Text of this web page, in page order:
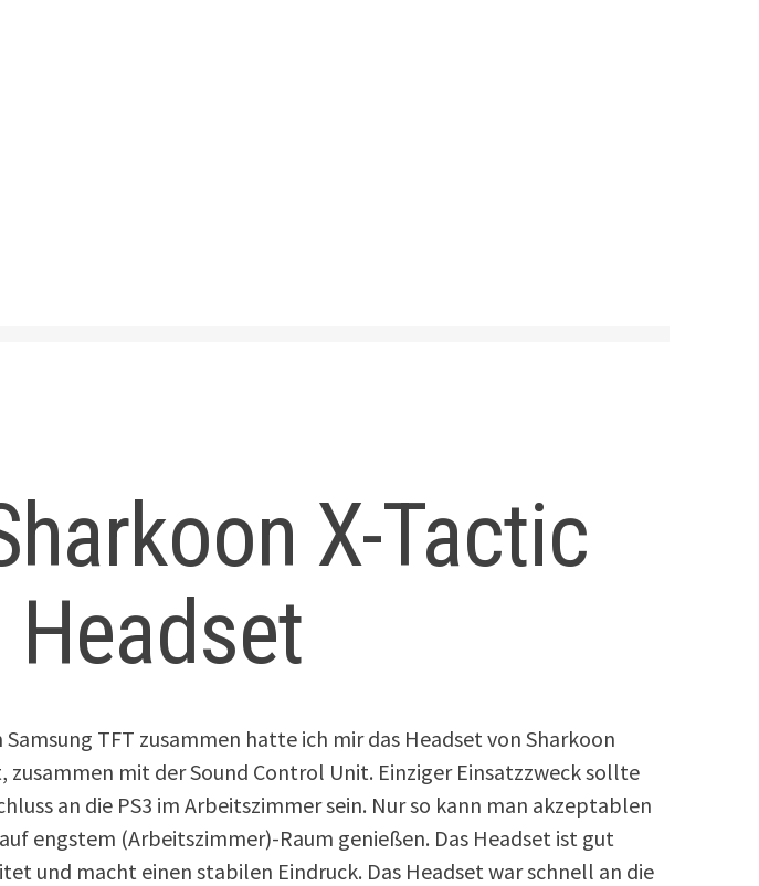
X-Tactic
Samsung TFT zusammen hatte ich mir das Headset von Sharkoon
zusammen mit der Sound Control Unit. Einziger Einsatzzweck sollte
an die PS3 im Arbeitszimmer sein. Nur so kann man akzeptablen
engstem (Arbeitszimmer)-Raum genießen. Das Headset ist gut
und macht einen stabilen Eindruck. Das Headset war schnell an die